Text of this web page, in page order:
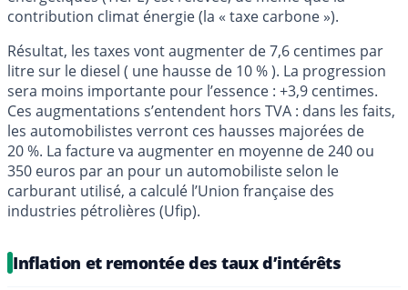
contribution climat énergie (la « taxe carbone »).
Résultat, les taxes vont augmenter de 7,6 centimes par
litre sur le diesel ( une hausse de 10 % ). La progression
sera moins importante pour l’essence : +3,9 centimes.
Ces augmentations s’entendent hors TVA : dans les faits,
les automobilistes verront ces hausses majorées de
20 %. La facture va augmenter en moyenne de 240 ou
350 euros par an pour un automobiliste selon le
carburant utilisé, a calculé l’Union française des
industries pétrolières (Ufip).
Inflation et remontée des taux d’intérêts